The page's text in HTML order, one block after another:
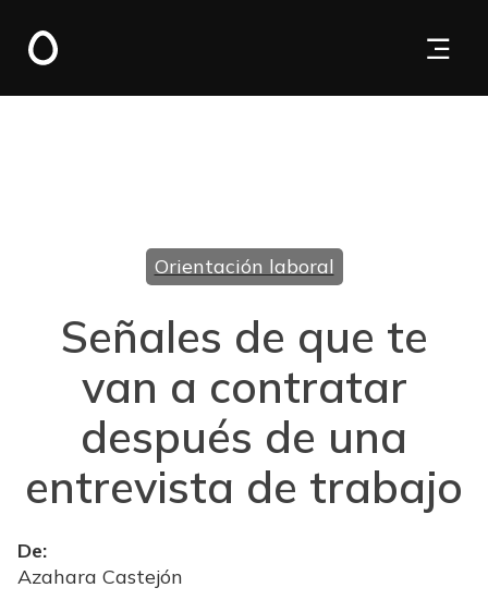
Orientación laboral
Señales de que te
van a contratar
después de una
entrevista de trabajo
De:
Azahara Castejón